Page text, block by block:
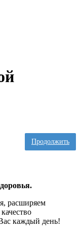
Продолжить
расширяем
каждый день!